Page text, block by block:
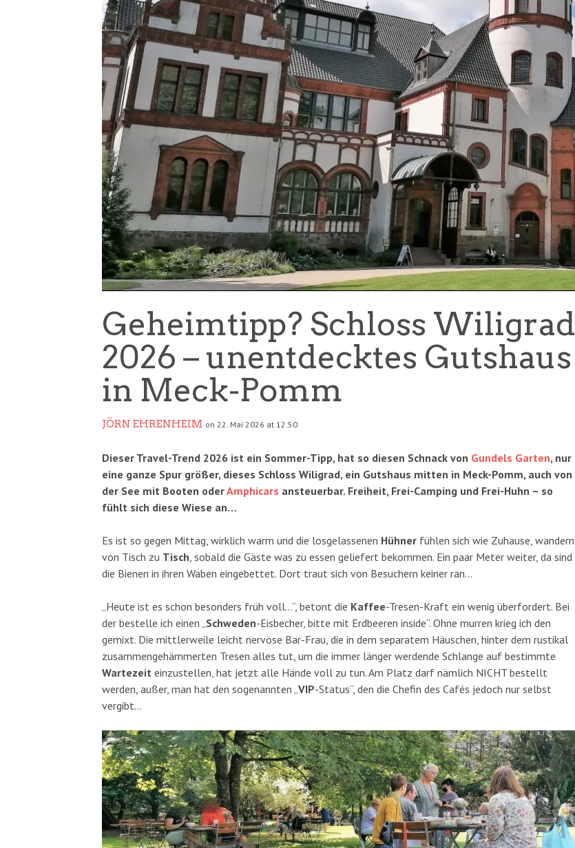
Geheimtipp? Schloss Wiligrad
2026 – unentdecktes Gutshaus
in Meck-Pomm
JÖRN EHRENHEIM on 22. Mai 2026 at 12:50
Dieser Travel-Trend 2026 ist ein Sommer-Tipp, hat so diesen Schnack von Gundels Garten, nur
eine ganze Spur größer, dieses Schloss Wiligrad, ein Gutshaus mitten in Meck-Pomm, auch von
der See mit Booten oderAmphicars ansteuerbar. Freiheit, Frei-Camping und Frei-Huhn – so
fühlt sich diese Wiese an…
Es ist so gegen Mittag, wirklich warm und die losgelassenen Hühner fühlen sich wie Zuhause, wandern
von Tisch zu Tisch , sobald die Gäste was zu essen geliefert bekommen. Ein paar Meter weiter, da sind
die Bienen in ihren Waben eingebettet. Dort traut sich von Besuchern keiner ran…
„Heute ist es schon besonders früh voll…“, betont die Kaffee-Tresen-Kraft ein wenig überfordert. Bei
der bestelle ich einen „ Schweden-Eisbecher, bitte mit Erdbeeren inside“. Ohne murren krieg ich den
gemixt. Die mittlerweile leicht nervöse Bar-Frau, die in dem separatem Häuschen, hinter dem rustikal
zusammengehämmerten Tresen alles tut, um die immer länger werdende Schlange auf bestimmte
Wartezeit einzustellen, hat jetzt alle Hände voll zu tun. Am Platz darf nämlich NICHT bestellt
werden, außer, man hat den sogenannten „ VIP-Status“, den die Chefin des Cafés jedoch nur selbst
vergibt…